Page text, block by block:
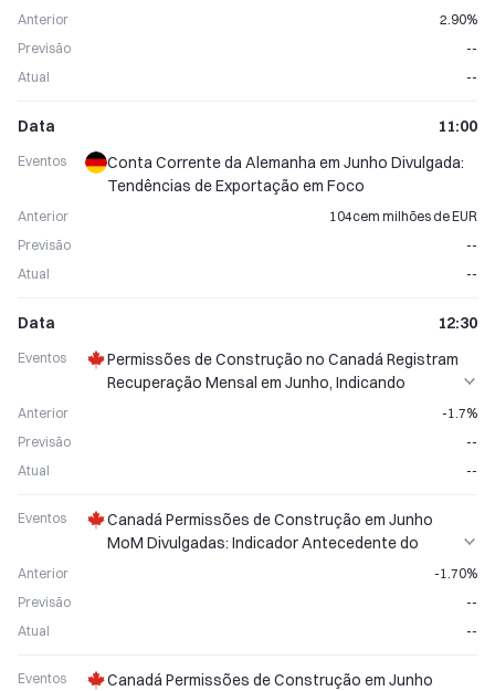
Anterior
2.90%
Previsão
--
Atual
--
Data 11:00
Eventos
Conta Corrente da Alemanha em Junho Divulgada:
Tendências de Exportação em Foco
Anterior
104cem milhões de EUR
Previsão
--
Atual
--
Data 12:30
Eventos
Permissões de Construção no Canadá Registram
Recuperação Mensal em Junho, Indicando
Anterior
-1.7%
Previsão
--
Atual
--
Eventos
Canadá Permissões de Construção em Junho
MoM Divulgadas: Indicador Antecedente do
Anterior
-1.70%
Previsão
--
Atual
--
Eventos
Canadá Permissões de Construção em Junho